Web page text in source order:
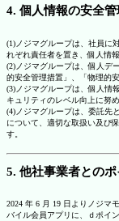
4. 個人情報の安全
(1)ノジマグループは、社員に
れぞれ責任者を置き、個人情
(2)ノジマグループは、個人デ
的安全管理措置」、「物理的
(3)ノジマグループは、個人情
キュリティのレベル向上に努め
(4)ノジマグループは、委託先
について、適切な取扱い及び
す。
5. 他社事業者との
2024 年 6 月 19 日よりノジマ
バイル会員アプリに、ｄポイ